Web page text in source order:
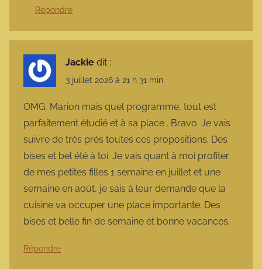
Répondre
Jackie dit :
3 juillet 2026 à 21 h 31 min
OMG, Marion mais quel programme, tout est
parfaitement étudié et à sa place . Bravo. Je vais
suivre de très près toutes ces propositions. Des
bises et bel été à toi. Je vais quant à moi profiter
de mes petites filles 1 semaine en juillet et une
semaine en août, je sais à leur demande que la
cuisine va occuper une place importante. Des
bises et belle fin de semaine et bonne vacances.
Répondre